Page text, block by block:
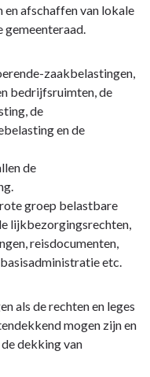
afschaffen van lokale
gemeenteraad.
zaakbelastingen,
bedrijfsruimten, de
de
en de
de
groep belastbare
lijkbezorgingsrechten,
reisdocumenten,
etc.
als de rechten en leges
mogen zijn en
dekking van